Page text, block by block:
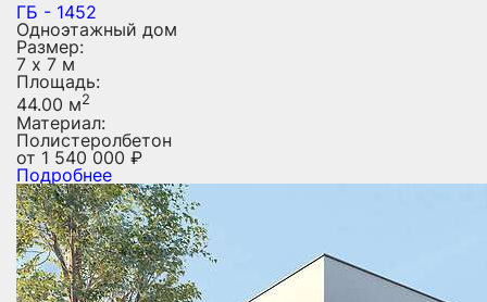
ГБ - 1452
Одноэтажный дом
Размер:
7 х 7 м
Площадь:
44.00 м2
Материал:
Полистеролбетон
от 1 540 000 ₽
Подробнее